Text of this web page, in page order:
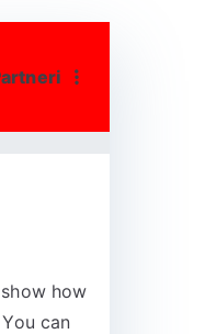
how
can